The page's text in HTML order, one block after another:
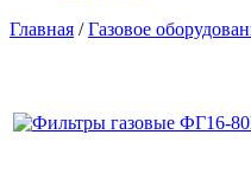
Главная / Газовое